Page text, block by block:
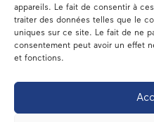
appareils. Le fait de consentir à
traiter des données telles que le
uniques sur ce site. Le fait de ne
consentement peut avoir un effet
et fonctions.
Dans